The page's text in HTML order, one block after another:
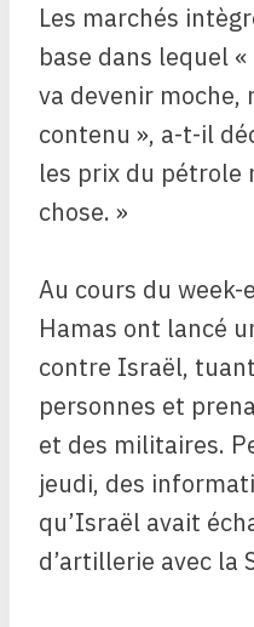
Les marchés
base dans lequel
va devenir
contenu », a-t-il
les prix du pétrole
chose. »
Au cours du
Hamas ont lancé
contre Israël,
personnes et
et des militaires.
jeudi, des
qu’Israël avait
d’artillerie avec la